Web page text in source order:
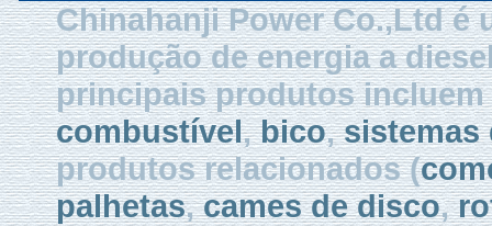
Chinahanji Power Co.,Ltd é
produção de energia a
principais produtos incluem
combustível,bico,sistemas
produtos relacionados (
palhetas,cames de disco,